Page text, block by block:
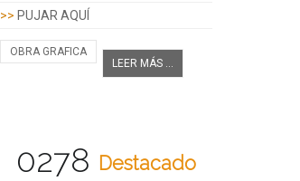
>> PUJAR AQUÍ
OBRA GRAFICA
LEER MÁS ...
0278 Destacado